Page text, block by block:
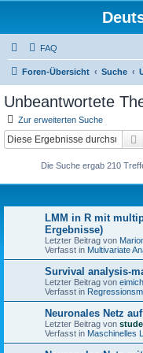
FAQ
Foren-Übersicht Suche
Unbeantwortete
Zur erweiterten Suche
Die Suche ergab 210
LMM in R mit
Ergebnisse)
Letzter Beitrag von
Verfasst in Multivariate
Survival analysis-
Letzter Beitrag von
Verfasst in
Neuronales Netz
Letzter Beitrag von
Verfasst in Maschinelles